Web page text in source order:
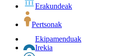
Erakundeak
Pertsonak
Ekipamenduak
Irekia